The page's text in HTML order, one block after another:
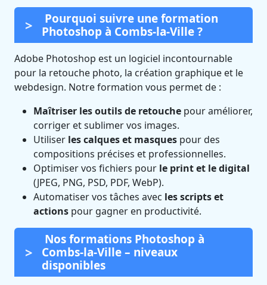
Pourquoi suivre une formation
Photoshop à Combs-la-Ville ?
Adobe Photoshop est un logiciel incontournable
pour la retouche photo, la création graphique et le
webdesign. Notre formation vous permet de :
Maîtriser les outils de retouche pour améliorer,
corriger et sublimer vos images.
Utiliser les calques et masques pour des
compositions précises et professionnelles.
Optimiser vos fichiers pour le print et le digital
(JPEG, PNG, PSD, PDF, WebP).
Automatiser vos tâches avec les scripts et
actions pour gagner en productivité.
Nos formations Photoshop à
Combs-la-Ville – niveaux
disponibles